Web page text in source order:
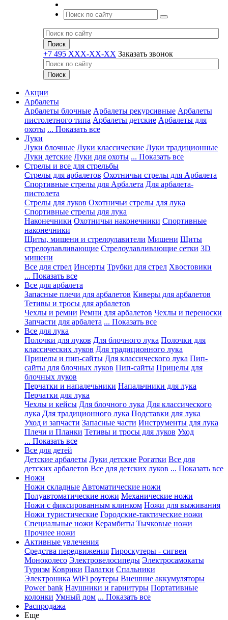
+7 495 XXX-XX-XX Заказать звонок
Акции
Арбалеты
Арбалеты блочные Арбалеты рекурсивные Арбалеты
пистолетного типа Арбалеты детские Арбалеты для
охоты ... Показать все
Луки
Луки блочные Луки классические Луки традиционные
Луки детские Луки для охоты ... Показать все
Стрелы и все для стрельбы
Стрелы для арбалетов Охотничьи стрелы для Арбалета
Спортивные стрелы для Арбалета Для арбалета-
пистолета
Стрелы для луков Охотничьи стрелы для лука
Спортивные стрелы для лука
Наконечники Охотничьи наконечники Спортивные
наконечники
Щиты, мишени и стрелоулавители Мишени Щиты
стрелоулавливающие Стрелоулавливающие сетки 3D
мишени
Все для стрел Инсерты Трубки для стрел Хвостовики
... Показать все
Все для арбалета
Запасные плечи для арбалетов Киверы для арбалетов
Тетивы и тросы для арбалетов
Чехлы и ремни Ремни для арбалетов Чехлы и переноски
Запчасти для арбалета ... Показать все
Все для лука
Полочки для луков Для блочного лука Полочки для
классических луков Для традиционного лука
Прицелы и пип-сайты Для классического лука Пип-
сайты для блочных луков Пип-сайты Прицелы для
блочных луков
Перчатки и напалечьники Напальчники для лука
Перчатки для лука
Чехлы и кейсы Для блочного лука Для классического
лука Для традиционного лука Подставки для лука
Уход и запчасти Запасные части Инструменты для лука
Плечи и Планки Тетивы и тросы для луков Уход
... Показать все
Все для детей
Детские арбалеты Луки детские Рогатки Все для
детских арбалетов Все для детских луков ... Показать все
Ножи
Ножи складные Автоматические ножи
Полуавтоматические ножи Механические ножи
Ножи с фиксированным клинком Ножи для выживания
Ножи туристические Городские-тактические ножи
Специальные ножи Керамбиты Тычковые ножи
Прочиее ножи
Активные увлечения
Средства передвижения Гироскутеры - сигвеи
Моноколесо Электровелосипеды Электросамокаты
Туризм Коврики Палатки Спальники
Электроника WiFi роутеры Внешние аккумуляторы
Power bank Наушники и гарнитуры Портативные
колонки Умный дом ... Показать все
Распродажа
Еще